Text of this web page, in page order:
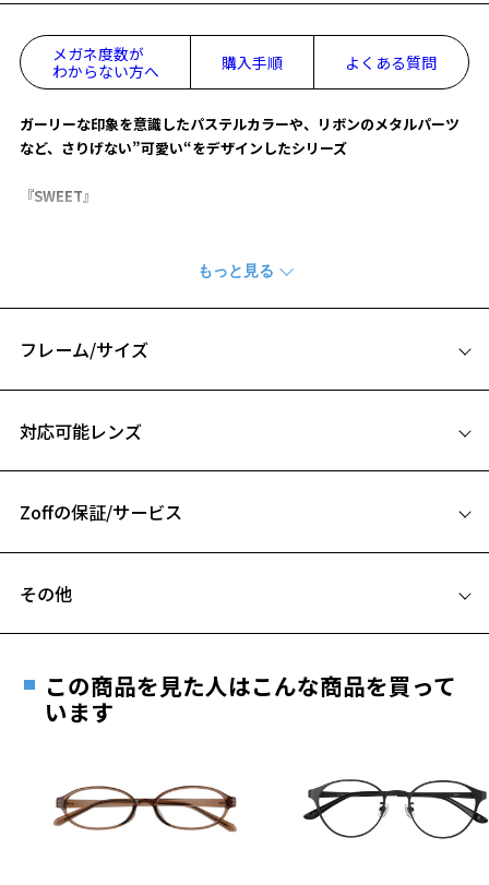
お気に入りリストは
メガネ度数が
わからない方へ
購入手順 よくある質問
ガーリーな印象を意識したパステルカラーや、リボンのメタルパーツ
など、さりげない”可愛い“をデザインしたシリーズ
『SWEET』
"バレエコア"の要素を取り入れたメガネ。
テンプルエンドに施された指輪をモチーフにしたリング型パーツがこ
だわりポイント！
肌なじみの良いピンクやブラウンを多くラインアップし、コーディネ
ートにも取り入れやすいトレンド感あるデザインです。
※柄や色味の出方に個体差があり、画像と異なる場合がございます。
フレーム/サイズ
B ブリッジ(鼻部分)の横幅：20mm
対応可能レンズ
フレームとレンズの合計料金を知りたい方へ
Zoffの保証/サービス
安心1 フレーム１年間品質保証
きます。
※保証期間内に交換が行われた場合、保証期間は初期の期間から
その他
ご希望のお客さまは、「レンズ交換券」をお選びのうえ、
最寄りのZoff実店舗にてレンズをお買い求めください。
※サングラスやパッケージ品では「レンズ交換券」はお選び
談ください。
この商品を見た人はこんな商品を買って
います